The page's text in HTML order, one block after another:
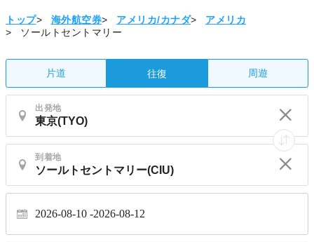
トップ> 海外航空券> アメリカ/カナダ>
アメリカ
>
ソールトセントマリー
片道 往復 周遊
出発地
到着地
2026-08-10 2026-08-12